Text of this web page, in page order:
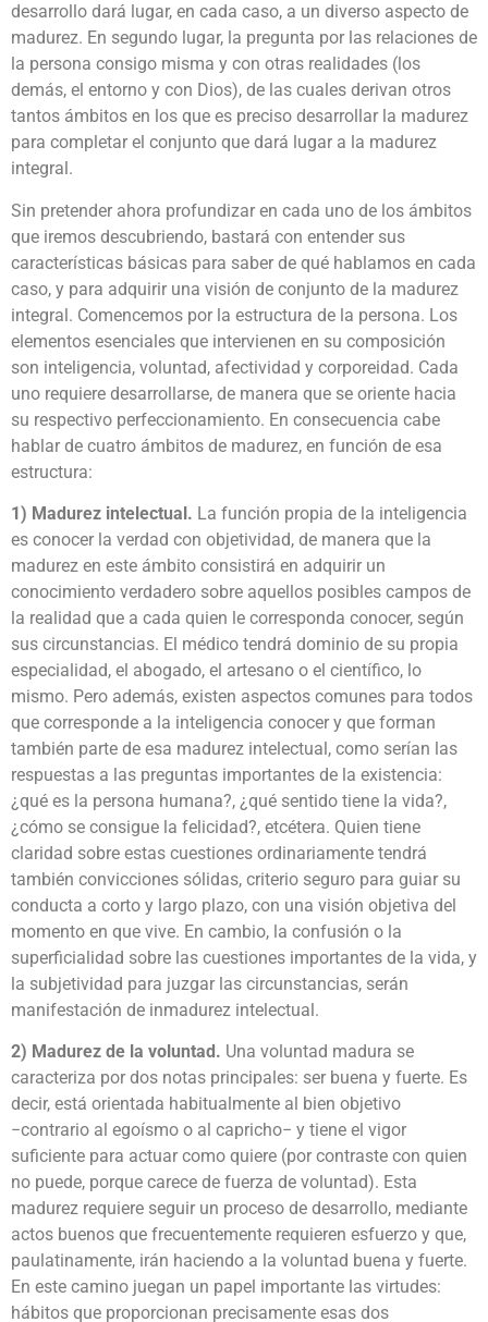
desarrollo dará lugar, en cada caso, a un diverso aspecto de
madurez. En segundo lugar, la pregunta por las relaciones de
la persona consigo misma y con otras realidades (los
demás, el entorno y con Dios), de las cuales derivan otros
tantos ámbitos en los que es preciso desarrollar la madurez
para completar el conjunto que dará lugar a la madurez
integral.
Sin pretender ahora profundizar en cada uno de los ámbitos
que iremos descubriendo, bastará con entender sus
características básicas para saber de qué hablamos en cada
caso, y para adquirir una visión de conjunto de la madurez
integral. Comencemos por la estructura de la persona. Los
elementos esenciales que intervienen en su composición
son inteligencia, voluntad, afectividad y corporeidad. Cada
uno requiere desarrollarse, de manera que se oriente hacia
su respectivo perfeccionamiento. En consecuencia cabe
hablar de cuatro ámbitos de madurez, en función de esa
estructura:
1) Madurez intelectual. La función propia de la inteligencia
es conocer la verdad con objetividad, de manera que la
madurez en este ámbito consistirá en adquirir un
conocimiento verdadero sobre aquellos posibles campos de
la realidad que a cada quien le corresponda conocer, según
sus circunstancias. El médico tendrá dominio de su propia
especialidad, el abogado, el artesano o el científico, lo
mismo. Pero además, existen aspectos comunes para todos
que corresponde a la inteligencia conocer y que forman
también parte de esa madurez intelectual, como serían las
respuestas a las preguntas importantes de la existencia:
¿qué es la persona humana?, ¿qué sentido tiene la vida?,
¿cómo se consigue la felicidad?, etcétera. Quien tiene
claridad sobre estas cuestiones ordinariamente tendrá
también convicciones sólidas, criterio seguro para guiar su
conducta a corto y largo plazo, con una visión objetiva del
momento en que vive. En cambio, la confusión o la
superficialidad sobre las cuestiones importantes de la vida, y
la subjetividad para juzgar las circunstancias, serán
manifestación de inmadurez intelectual.
2) Madurez de la voluntad. Una voluntad madura se
caracteriza por dos notas principales: ser buena y fuerte. Es
decir, está orientada habitualmente al bien objetivo
−contrario al egoísmo o al capricho− y tiene el vigor
suficiente para actuar como quiere (por contraste con quien
no puede, porque carece de fuerza de voluntad). Esta
madurez requiere seguir un proceso de desarrollo, mediante
actos buenos que frecuentemente requieren esfuerzo y que,
paulatinamente, irán haciendo a la voluntad buena y fuerte.
En este camino juegan un papel importante las virtudes:
hábitos que proporcionan precisamente esas dos